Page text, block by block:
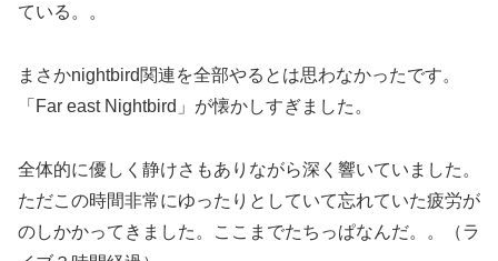
ている。。
まさかnightbird関連を全部やるとは思わなかったです。
「Far east Nightbird」が懐かしすぎました。
全体的に優しく静けさもありながら深く響いていました。
ただこの時間非常にゆったりとしていて忘れていた疲労が
のしかかってきました。ここまでたちっぱなんだ。。（ラ